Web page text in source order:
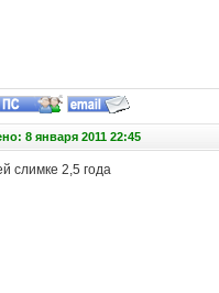
8 января 2011 22:45
слимке 2,5 года